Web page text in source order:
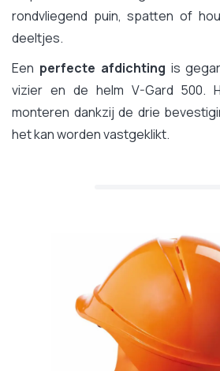
rondvliegend puin, spatten of
deeltjes.
Een perfecte afdichting is
vizier en de helm V-Gard 500.
monteren dankzij de drie
het kan worden vastgeklikt.